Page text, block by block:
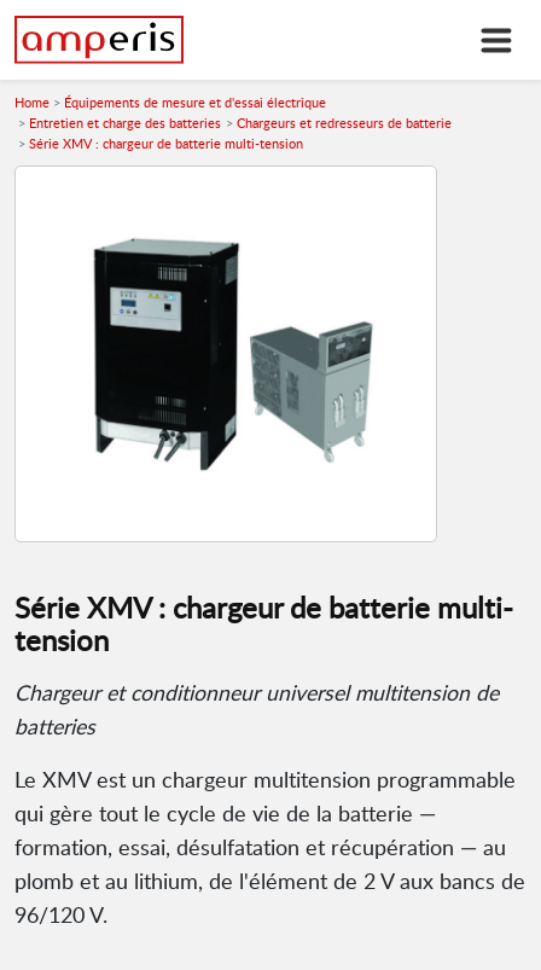
Home
Équipements de mesure et d'essai électrique
Entretien et charge des batteries
Chargeurs et redresseurs de batterie
Série XMV : chargeur de batterie multi-tension
Série XMV : chargeur de batterie multi-
tension
Chargeur et conditionneur universel multitension de
batteries
Le XMV est un chargeur multitension programmable
qui gère tout le cycle de vie de la batterie —
formation, essai, désulfatation et récupération — au
plomb et au lithium, de l'élément de 2 V aux bancs de
96/120 V.